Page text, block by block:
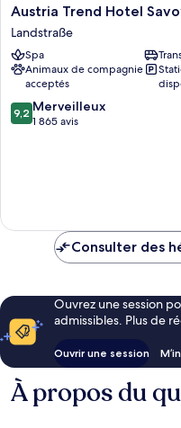
Austria
Trend
Hotel
Savoyen
Vienna
Landstraße
Austria Trend Hotel
Landstraße
Spa
Animaux de compagnie
acceptés
9.2
sur
9,2 Merveilleux
1 865 avis
Consulter des
Ouvrez une session
admissibles. Plus de
Ouvrir une session
À propos du